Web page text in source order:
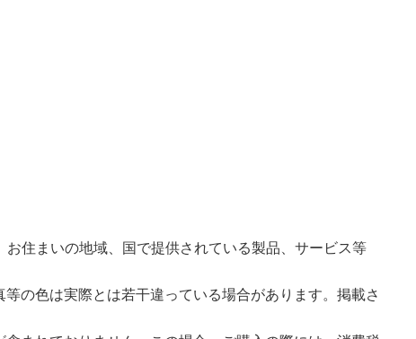
住まいの地域、国で提供されている製品、サービス等
の色は実際とは若干違っている場合があります。掲載さ